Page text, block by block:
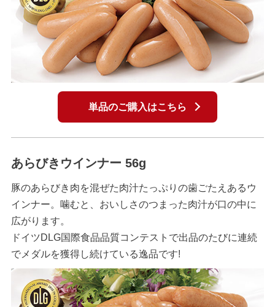
単品のご購入はこちら
あらびきウインナー 56g
豚のあらびき肉を混ぜた肉汁たっぷりの歯ごたえあるウ
インナー。噛むと、おいしさのつまった肉汁が口の中に
広がります。
ドイツDLG国際食品品質コンテストで出品のたびに連続
でメダルを獲得し続けている逸品です!